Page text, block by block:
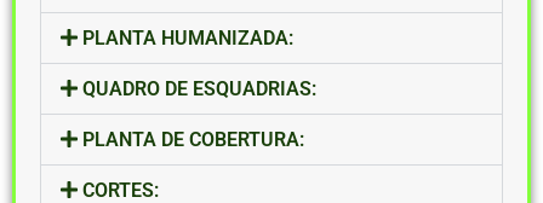
PLANTA HUMANIZADA:
QUADRO DE ESQUADRIAS:
PLANTA DE COBERTURA:
CORTES: